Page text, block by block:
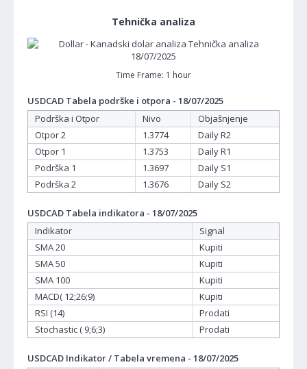
Tehnička analiza
Time Frame: 1 hour
USDCAD Tabela podrške i otpora - 18/07/2025
Podrška i Otpor
Nivo
Objašnjenje
Otpor 2
1.3774
Daily R2
Otpor 1
1.3753
Daily R1
Podrška 1
1.3697
Daily S1
Podrška 2
1.3676 Daily S2
USDCAD Tabela indikatora - 18/07/2025
Indikator
Signal
SMA 20
Kupiti
SMA 50
Kupiti
SMA 100
Kupiti
MACD( 12;26;9)
Kupiti
RSI (14)
Prodati
Stochastic ( 9;6;3)
Prodati
USDCAD Indikator / Tabela vremena - 18/07/2025